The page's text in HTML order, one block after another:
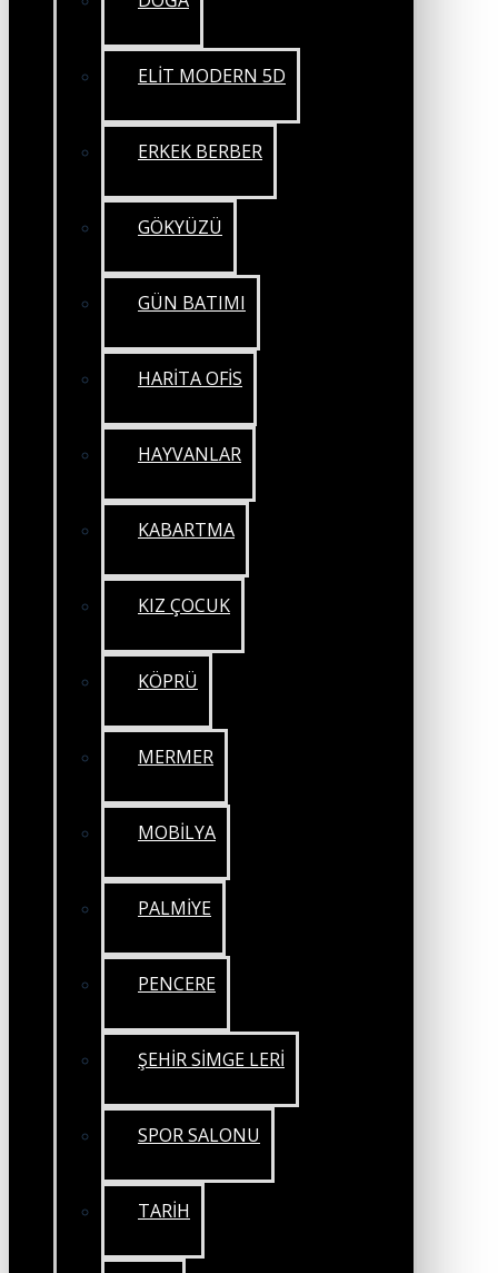
ELİT MODERN 5D
ERKEK BERBER
GÖKYÜZÜ
GÜN BATIMI
HARİTA OFİS
HAYVANLAR
KABARTMA
KIZ ÇOCUK
KÖPRÜ
MERMER
MOBİLYA
PALMİYE
PENCERE
ŞEHİR SİMGE LERİ
SPOR SALONU
TARİH